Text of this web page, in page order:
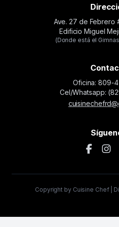
Ave. 27 de Febrero
Edificio Miguel
(Donde está el
Oficina: 809-
Cel/Whatsapp:
Copyright by Cuisine Chef |